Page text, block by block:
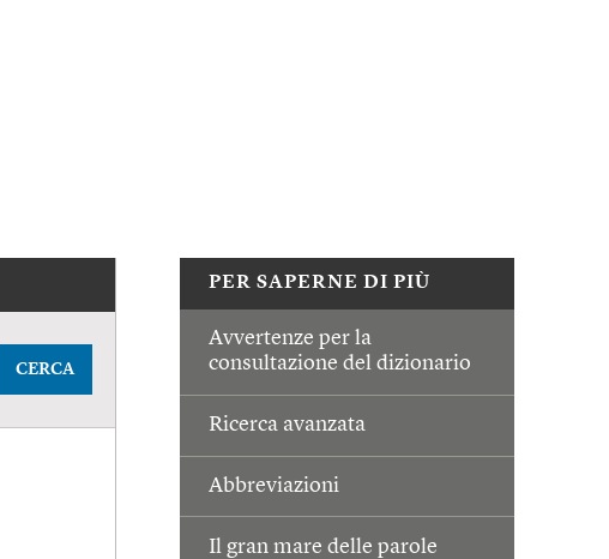
PER SAPERNE DI PIÙ
Avvertenze per la
consultazione del dizionario
Ricerca avanzata
Abbreviazioni
Il gran mare delle parole
CERCA